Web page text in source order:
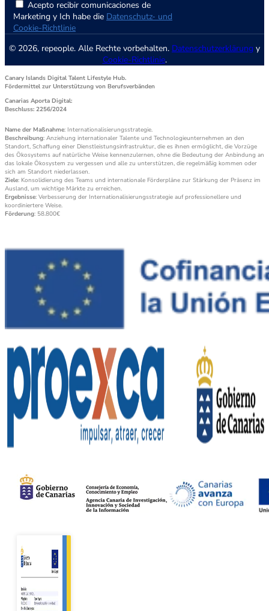
Acepto recibir comunicaciones de
Marketing y Ich habe die Datenschutz- und
Cookie-Richtlinie
© 2026, repeople. Alle Rechte vorbehalten. Datenschutzerklärung y
Cookie-Richtlinie.
Canary Islands Digital Talent Lifestyle Hub.
Fördermittel zur Unterstützung von Berufsverbänden
Canarias Aporta Digital:
Beschluss: 2256/2024
Name der Maßnahme: Internationalisierungsstrategie.
Beschreibung: Anziehung internationaler Talente und Technologieunternehmen an den
Standort, Schaffung einer Dienstleistungsinfrastruktur, die es ihnen ermöglicht, die Vorzüge
des Ökosystems auf natürliche Weise kennenzulernen, ohne die Bedeutung der Anbindung an
das lokale Ökosystem zu vergessen und alle zu unterstützen, die regelmäßig kommen oder
sich am Standort niederlassen.
Ziele: Konsolidierung des Teams und internationale Förderpläne zur Stärkung der Präsenz im
Ausland, um wichtige Märkte zu erreichen.
Ergebnisse: Verbesserung der Internationalisierungsstrategie auf professionellere und
koordiniertere Weise.
Förderung: 58.800€